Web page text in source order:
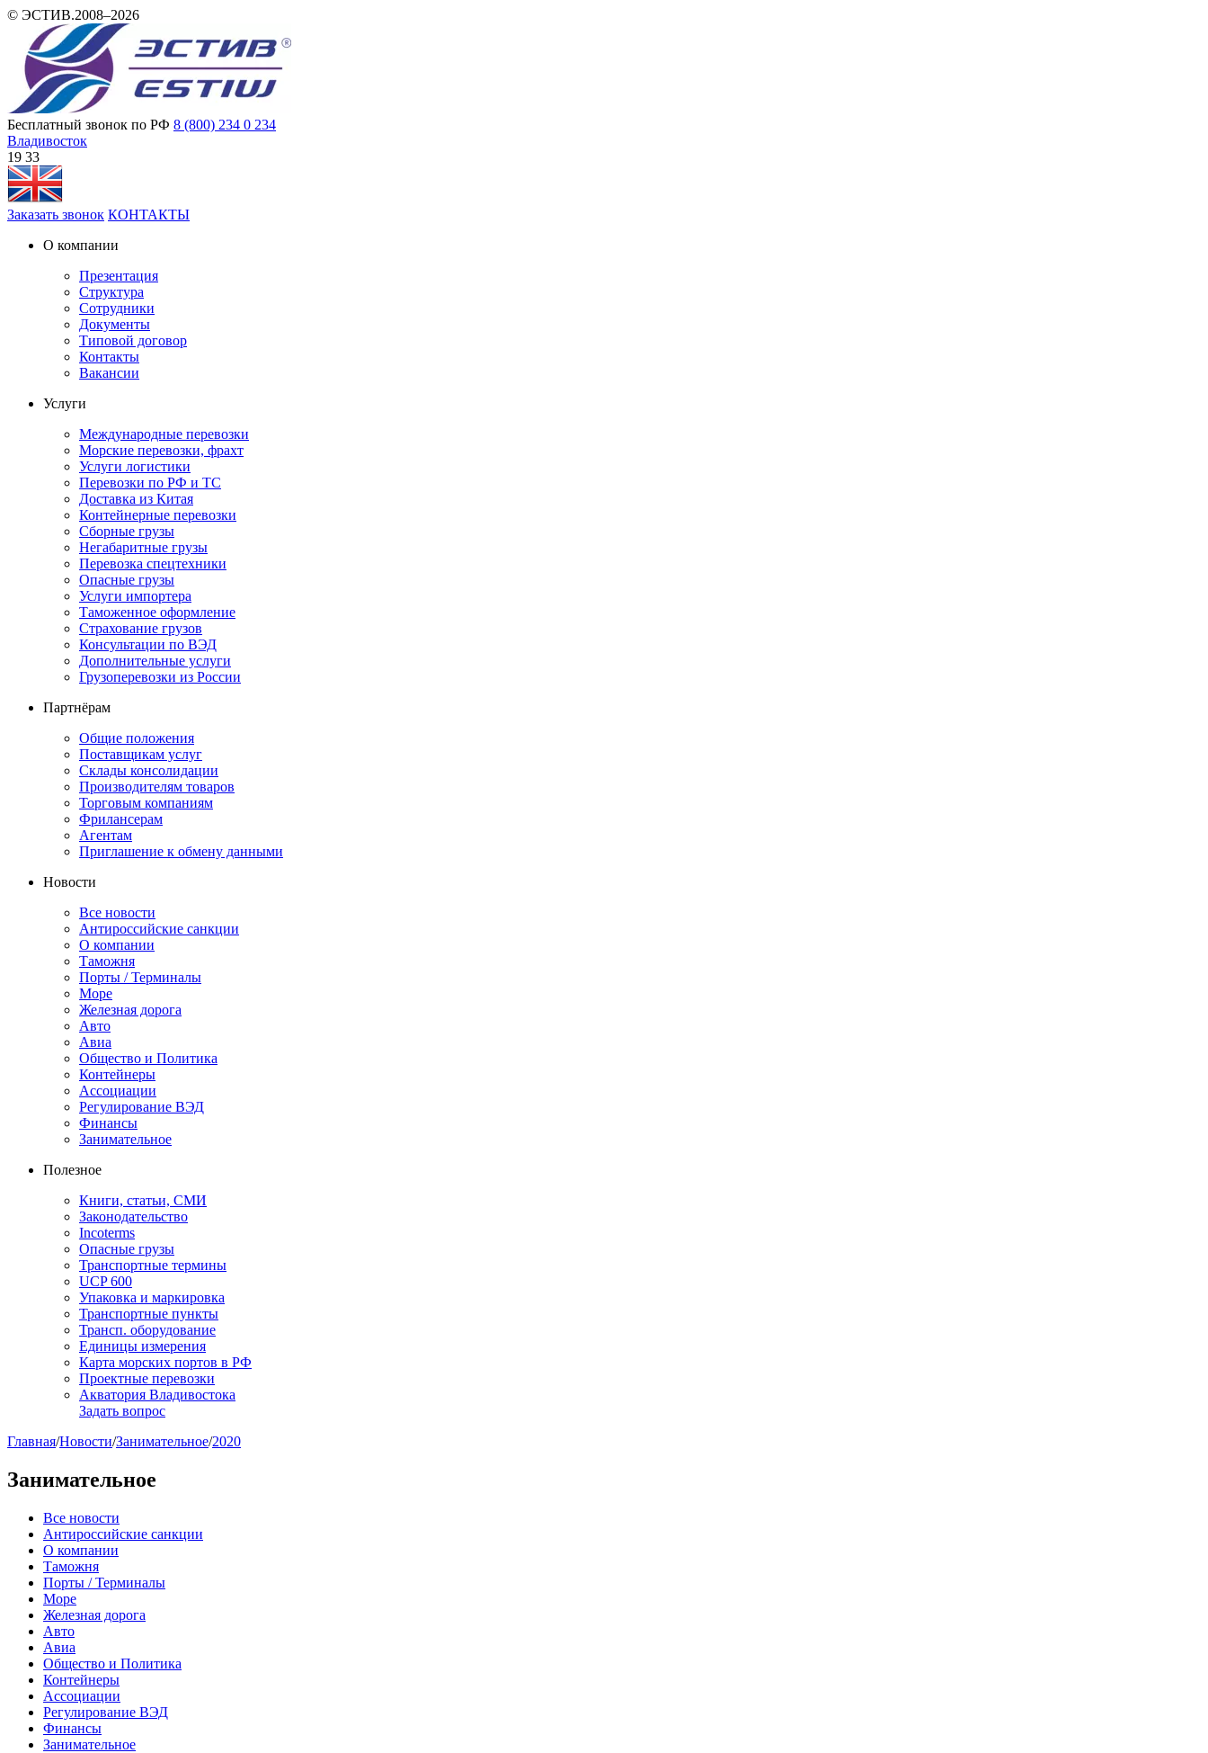
© ЭСТИВ.2008–2026
Бесплатный звонок по РФ 8 (800) 234 0 234
Владивосток
19:33
Заказать звонок КОНТАКТЫ
О компании
Презентация
Структура
Сотрудники
Документы
Типовой договор
Контакты
Вакансии
Услуги
Международные перевозки
Морские перевозки, фрахт
Услуги логистики
Перевозки по РФ и ТС
Доставка из Китая
Контейнерные перевозки
Сборные грузы
Негабаритные грузы
Перевозка спецтехники
Опасные грузы
Услуги импортера
Таможенное оформление
Страхование грузов
Консультации по ВЭД
Дополнительные услуги
Грузоперевозки из России
Партнёрам
Общие положения
Поставщикам услуг
Склады консолидации
Производителям товаров
Торговым компаниям
Фрилансерам
Агентам
Приглашение к обмену данными
Новости
Все новости
Антироссийские санкции
О компании
Таможня
Порты / Терминалы
Море
Железная дорога
Авто
Авиа
Общество и Политика
Контейнеры
Ассоциации
Регулирование ВЭД
Финансы
Занимательное
Полезное
Книги, статьи, СМИ
Законодательство
Incoterms
Опасные грузы
Транспортные термины
UCP 600
Упаковка и маркировка
Транспортные пункты
Трансп. оборудование
Единицы измерения
Карта морских портов в РФ
Проектные перевозки
Акватория Владивостока
Задать вопрос
Главная/Новости/Занимательное/2020
Занимательное
Все новости
Антироссийские санкции
О компании
Таможня
Порты / Терминалы
Море
Железная дорога
Авто
Авиа
Общество и Политика
Контейнеры
Ассоциации
Регулирование ВЭД
Финансы
Занимательное